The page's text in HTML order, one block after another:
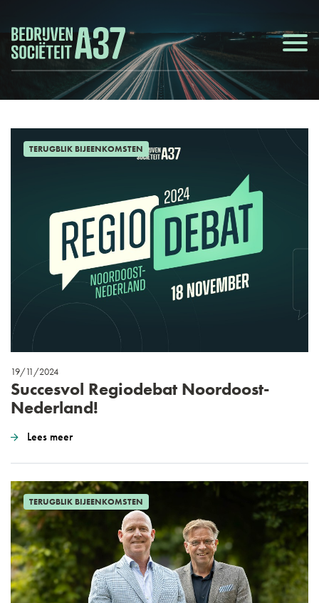
TERUGBLIK BIJEENKOMSTEN
19/11/2024
Succesvol Regiodebat Noordoost-
Nederland!
Lees meer
TERUGBLIK BIJEENKOMSTEN